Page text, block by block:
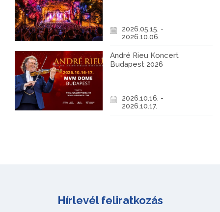
2026.05.15. -
2026.10.06.
André Rieu Koncert
Budapest 2026
2026.10.16. -
2026.10.17.
Hírlevél feliratkozás